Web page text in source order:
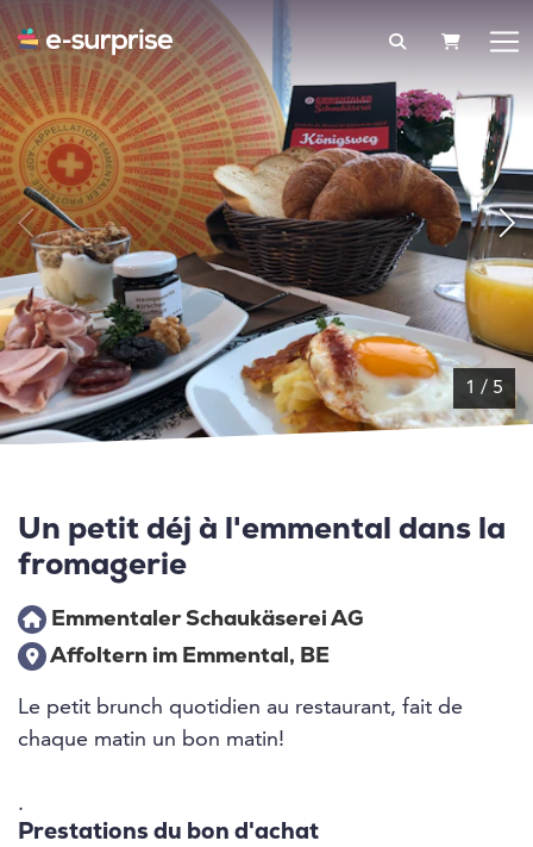
PANIER
1 / 5
Un petit déj à l'emmental dans la
fromagerie
Emmentaler Schaukäserei AG
Affoltern im Emmental, BE
Le petit brunch quotidien au restaurant, fait de
chaque matin un bon matin!
.
Prestations du bon d'achat